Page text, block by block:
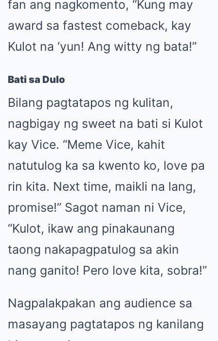
fan ang nagkomento, “Kung may
award sa fastest comeback, kay
Kulot na ‘yun! Ang witty ng bata!”
Bati sa Dulo
Bilang pagtatapos ng kulitan,
nagbigay ng sweet na bati si Kulot
kay Vice. “Meme Vice, kahit
natutulog ka sa kwento ko, love pa
rin kita. Next time, maikli na lang,
promise!” Sagot naman ni Vice,
“Kulot, ikaw ang pinakaunang
taong nakapagpatulog sa akin
nang ganito! Pero love kita, sobra!”
Nagpalakpakan ang audience sa
masayang pagtatapos ng kanilang